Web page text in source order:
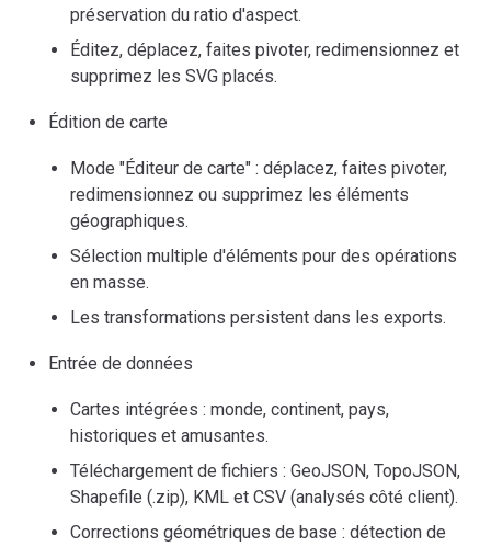
préservation du ratio d'aspect.
Éditez, déplacez, faites pivoter, redimensionnez et
supprimez les SVG placés.
Édition de carte
Mode "Éditeur de carte" : déplacez, faites pivoter,
redimensionnez ou supprimez les éléments
géographiques.
Sélection multiple d'éléments pour des opérations
en masse.
Les transformations persistent dans les exports.
Entrée de données
Cartes intégrées : monde, continent, pays,
historiques et amusantes.
Téléchargement de fichiers : GeoJSON, TopoJSON,
Shapefile (.zip), KML et CSV (analysés côté client).
Corrections géométriques de base : détection de